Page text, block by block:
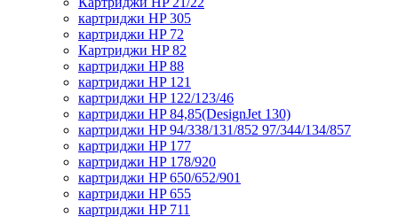
картриджи HP 305
картриджи HP 72
Картриджи HP 82
картриджи HP 88
картриджи HP 121
картриджи HP 122/123/46
картриджи HP 84,85(DesignJet 130)
картриджи HP 94/338/131/852 97/344/134/857
картриджи HP 177
картриджи HP 178/920
картриджи HP 650/652/901
картриджи HP 655
картриджи HP 711